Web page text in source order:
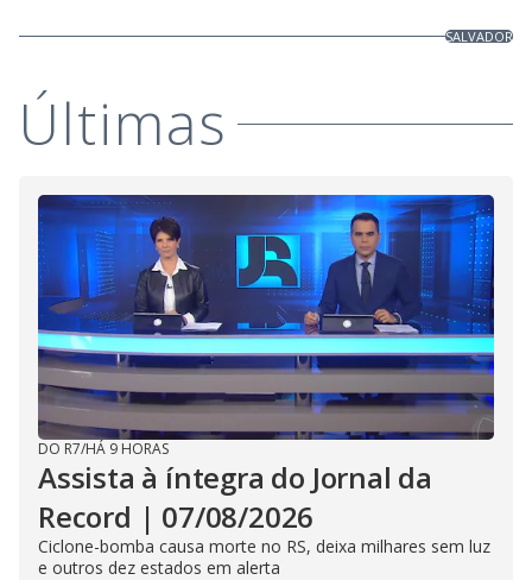
SALVADOR
Últimas
DO R7/HÁ 9 HORAS
Assista à íntegra do Jornal da
Record | 07/08/2026
Ciclone-bomba causa morte no RS, deixa milhares sem luz
e outros dez estados em alerta